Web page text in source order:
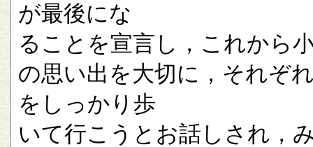
が最後にな
ることを宣言し，これから
の思い出を大切に，それぞ
をしっかり歩
いて行こうとお話しされ，